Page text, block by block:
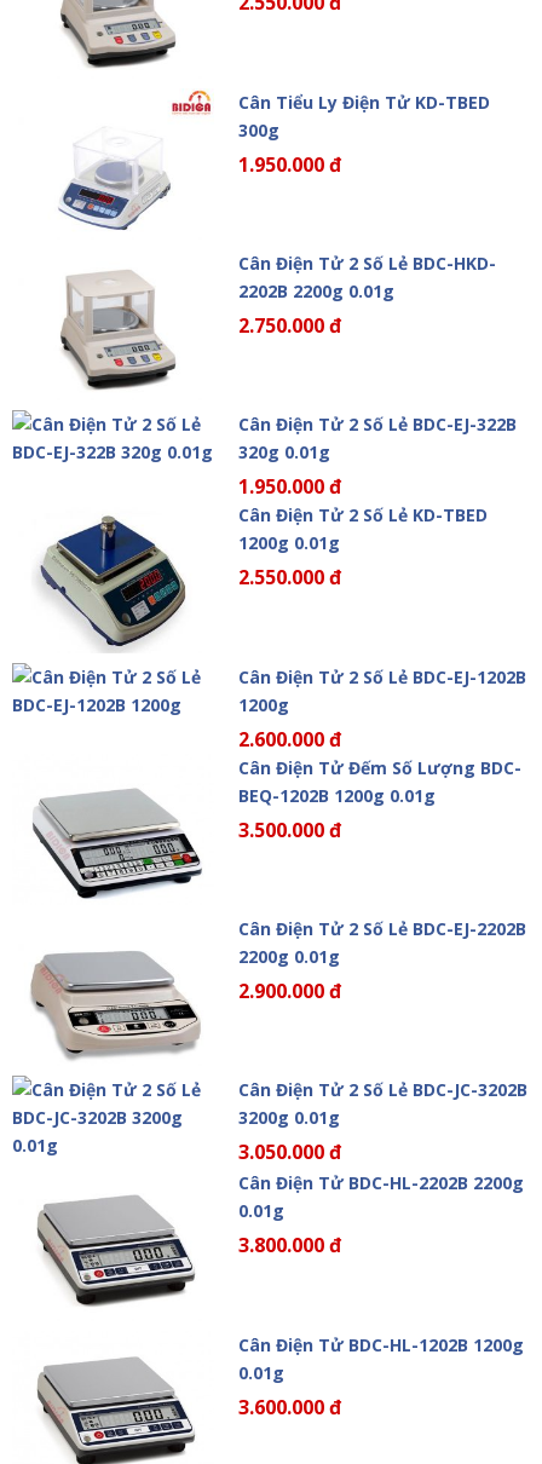
Cân Tiểu Ly Điện Tử KD-TBED
300g
1.950.000 đ
Cân Điện Tử 2 Số Lẻ BDC-HKD-
2202B 2200g 0.01g
2.750.000 đ
Cân Điện Tử 2 Số Lẻ BDC-EJ-322B
320g 0.01g
1.950.000 đ
Cân Điện Tử 2 Số Lẻ KD-TBED
1200g 0.01g
2.550.000 đ
Cân Điện Tử 2 Số Lẻ BDC-EJ-1202B
1200g
2.600.000 đ
Cân Điện Tử Đếm Số Lượng BDC-
BEQ-1202B 1200g 0.01g
3.500.000 đ
Cân Điện Tử 2 Số Lẻ BDC-EJ-2202B
2200g 0.01g
2.900.000 đ
Cân Điện Tử 2 Số Lẻ BDC-JC-3202B
3200g 0.01g
3.050.000 đ
Cân Điện Tử BDC-HL-2202B 2200g
0.01g
3.800.000 đ
Cân Điện Tử BDC-HL-1202B 1200g
0.01g
3.600.000 đ